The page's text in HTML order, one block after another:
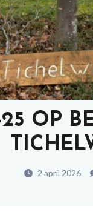
OP
2 april 2026